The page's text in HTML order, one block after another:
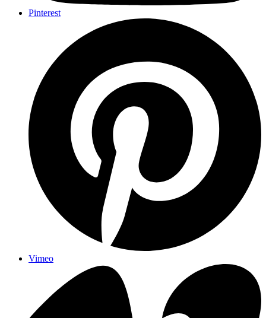
Pinterest
Vimeo